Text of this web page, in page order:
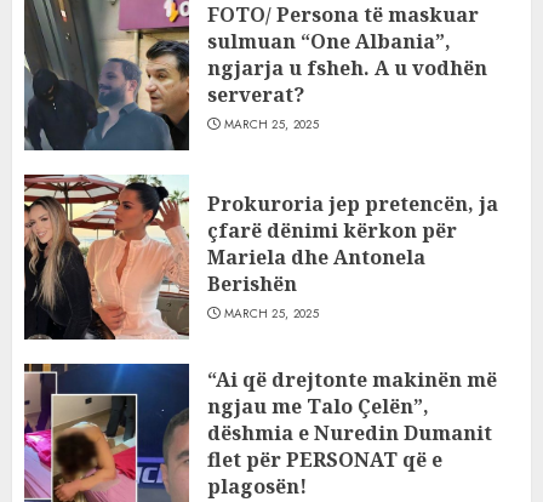
FOTO/ Persona të maskuar
sulmuan “One Albania”,
ngjarja u fsheh. A u vodhën
serverat?
MARCH 25, 2025
Prokuroria jep pretencën, ja
çfarë dënimi kërkon për
Mariela dhe Antonela
Berishën
MARCH 25, 2025
“Ai që drejtonte makinën më
ngjau me Talo Çelën”,
dëshmia e Nuredin Dumanit
flet për PERSONAT që e
plagosën!